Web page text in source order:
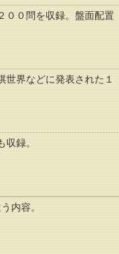
００問を収録。盤面配置
世界などに発表された１
録。
内容。